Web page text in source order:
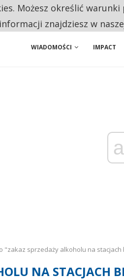
PRZEZNACZAJĄ NA
WIADOMOŚCI IMPACT
"zakaz sprzedaży alkoholu na
NA STACJACH
Możesz określić
znajdziesz w